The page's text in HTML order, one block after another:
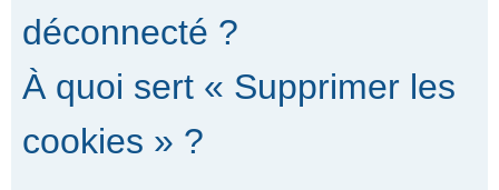
déconnecté ?
À quoi sert « Supprimer les
cookies » ?